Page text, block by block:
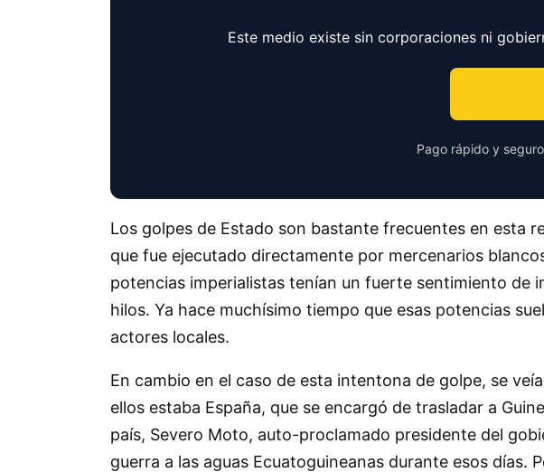
Este medio existe sin corporaciones ni
Pago rápido y
Los golpes de Estado son bastante frecuentes en esta
que fue ejecutado directamente por mercenarios
potencias imperialistas tenían un fuerte sentimiento de
hilos. Ya hace muchísimo tiempo que esas potencias
actores locales.
En cambio en el caso de esta intentona de golpe, se
ellos estaba España, que se encargó de trasladar a
país, Severo Moto, auto-proclamado presidente del
guerra a las aguas Ecuatoguineanas durante esos